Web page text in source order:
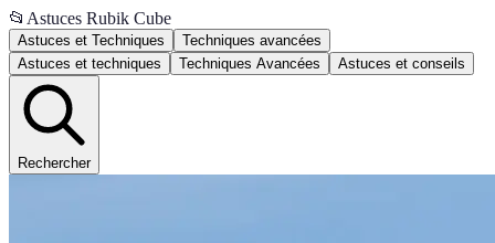
📂 Astuces Rubik Cube
Astuces et Techniques
Techniques avancées
Astuces et techniques
Techniques Avancées Astuces et conseils
Rechercher